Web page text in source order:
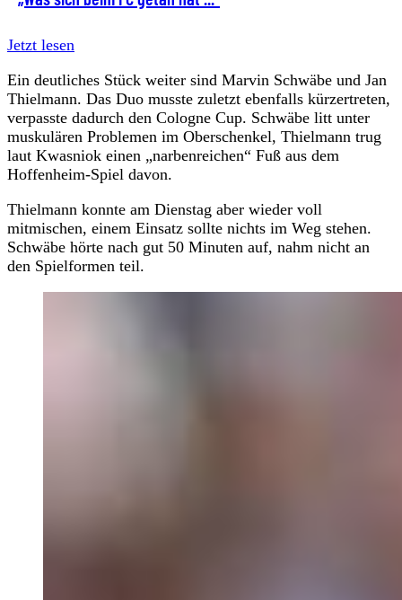
Jetzt lesen
Ein deutliches Stück weiter sind Marvin Schwäbe und Jan
Thielmann. Das Duo musste zuletzt ebenfalls kürzertreten,
verpasste dadurch den Cologne Cup. Schwäbe litt unter
muskulären Problemen im Oberschenkel, Thielmann trug
laut Kwasniok einen „narbenreichen“ Fuß aus dem
Hoffenheim-Spiel davon.
Thielmann konnte am Dienstag aber wieder voll
mitmischen, einem Einsatz sollte nichts im Weg stehen.
Schwäbe hörte nach gut 50 Minuten auf, nahm nicht an
den Spielformen teil.